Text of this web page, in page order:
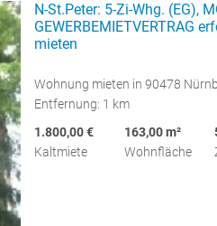
N-St.Peter: 5-Zi-Whg. (EG),
GEWERBEMIETVERTRAG
mieten
Wohnung mieten in 90478
Entfernung: 1 km
1.800,00 €
Kaltmiete
163,00 m²
Wohnfläche